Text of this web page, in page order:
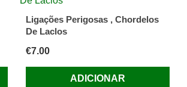
Ligações Perigosas , Chordelos
De Laclos
€7.00
ADICIONAR